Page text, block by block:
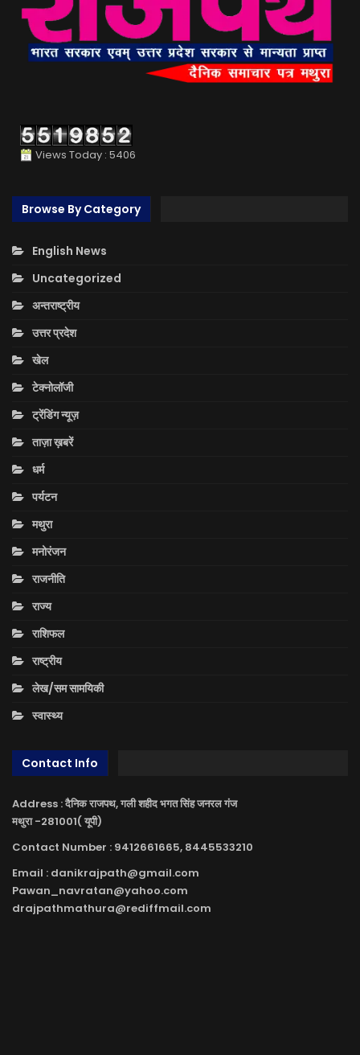
Views Today : 5406
Browse By Category
English News
Uncategorized
अन्तराष्ट्रीय
उत्तर प्रदेश
खेल
टेक्नोलॉजी
ट्रेंडिंग न्यूज़
ताज़ा ख़बरें
धर्म
पर्यटन
मथुरा
मनोरंजन
राजनीति
राज्य
राशिफल
राष्ट्रीय
लेख/सम सामयिकी
स्वास्थ्य
Contact Info
Address : दैनिक राजपथ, गली शहीद भगत सिंह जनरल गंज
मथुरा -281001( यूपी)
Contact Number : 9412661665, 8445533210
Email : danikrajpath@gmail.com
Pawan_navratan@yahoo.com
drajpathmathura@rediffmail.com